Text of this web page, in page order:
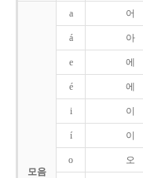
모음
a 어
á 아
e 에
é 에
i 이
í 이
o 오